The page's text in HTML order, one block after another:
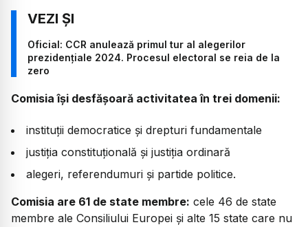
Oficial: CCR anulează primul tur al alegerilor
prezidențiale 2024. Procesul electoral se reia de la
zero
Comisia își desfășoară activitatea în trei domenii:
instituții democratice și drepturi fundamentale
justiția constituțională și justiția ordinară
alegeri, referendumuri și partide politice.
Comisia are 61 de state membre: cele 46 de state
membre ale Consiliului Europei și alte 15 state care nu